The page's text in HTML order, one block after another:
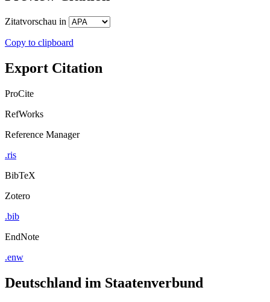
Zitatvorschau in
Copy to clipboard
Export Citation
ProCite
RefWorks
Reference Manager
.ris
BibTeX
Zotero
.bib
EndNote
.enw
Deutschland im Staatenverbund